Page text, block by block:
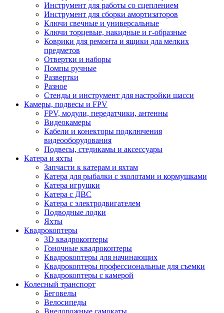
Инструмент для работы со сцеплением
Инструмент для сборки амортизаторов
Ключи свечные и универсальные
Ключи торцевые, накидные и г-образные
Коврики для ремонта и ящики дла мелких
предметов
Отвертки и наборы
Помпы ручные
Развертки
Разное
Стенды и инструмент для настройки шасси
Камеры, подвесы и FPV
FPV, модули, передатчики, антенны
Видеокамеры
Кабели и конекторы подключения
видеооборудования
Подвесы, стедикамы и аксессуары
Катера и яхты
Запчасти к катерам и яхтам
Катера для рыбалки с эхолотами и кормушками
Катера игрушки
Катера с ДВС
Катера с электродвигателем
Подводные лодки
Яхты
Квадрокоптеры
3D квадрокоптеры
Гоночные квадрокоптеры
Квадрокоптеры для начинающих
Квадрокоптеры профессиональные для съемки
Квадрокоптеры с камерой
Колесный транспорт
Беговелы
Велосипеды
Внедорожные самокаты